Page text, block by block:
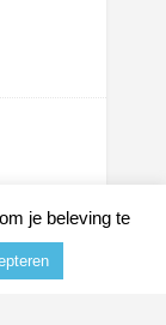
je beleving te